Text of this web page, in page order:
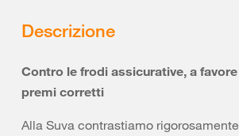
Descrizione
Contro le frodi assicurative, a
premi corretti
Alla Suva contrastiamo